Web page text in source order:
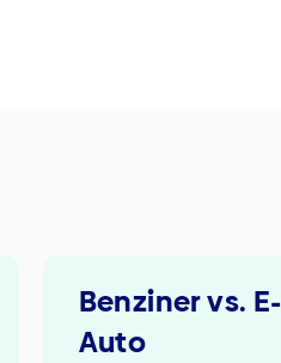
Benziner vs. E-
Auto